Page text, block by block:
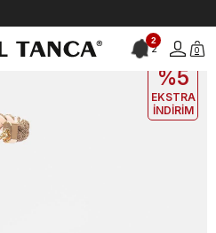
2
2 0
EKLE5
%5
EKSTRA
İNDİRİM